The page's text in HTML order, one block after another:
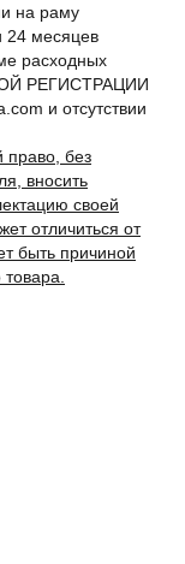
на раму
24 месяцев
расходных
РЕГИСТРАЦИИ
и отсутствии
право, без
вносить
своей
отличиться от
быть причиной